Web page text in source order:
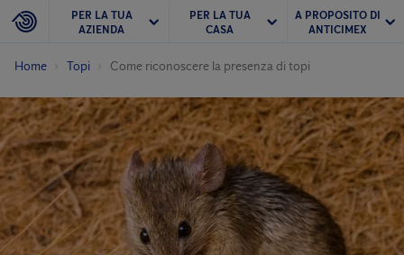
PER LA TUA
AZIENDA
PER LA TUA
CASA
A PROPOSITO DI
ANTICIMEX
Home Topi Come riconoscere la presenza di topi